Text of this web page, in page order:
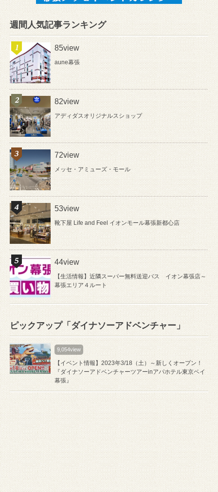
週間人気記事ランキング
85view
aune幕張
82view
アディダスオリジナルスショップ
72view
メッセ・アミューズ・モール
53view
靴下屋 Life and Feel イオンモール幕張新都心店
44view
【生活情報】近隣スーパー無料送迎バス イオン幕張店～
幕張エリア４ルート
ピックアップ「ダイナソーアドベンチャー」
9,054view
【イベント情報】2023年3/18（土）～新しくオープン！
『ダイナソーアドベンチャーツアーinアパホテル東京ベイ
幕張』